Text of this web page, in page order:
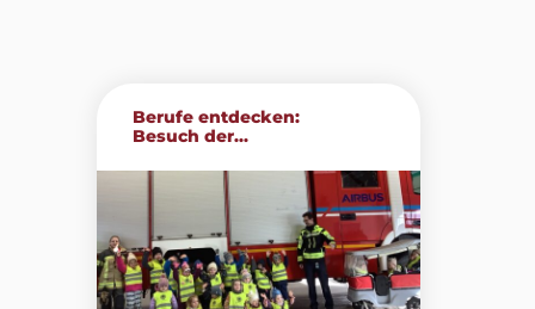
Berufe entdecken:
Besuch der...